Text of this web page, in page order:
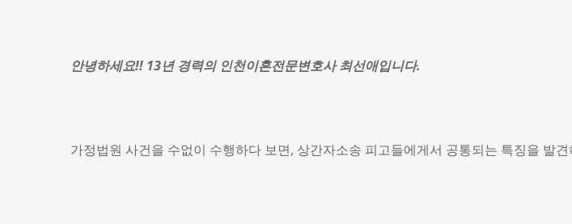
안녕하세요!! 13년 경력의 인천이혼전문변호사 최선애입니다.
가정법원 사건을 수없이 수행하다 보면, 상간자소송 피고들에게서 공통되는 특징을 발